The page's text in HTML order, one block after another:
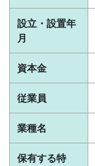
設立・設置年
月
資本金
従業員
業種名
保有する特